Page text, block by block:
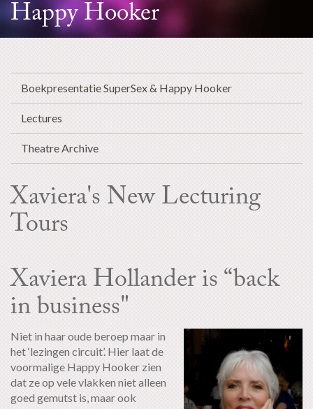
Happy Hooker
Boekpresentatie SuperSex & Happy Hooker
Lectures
Theatre Archive
Xaviera's New Lecturing
Tours
Xaviera Hollander is “back
in business"
Niet in haar oude beroep maar in
het ‘lezingen circuit’. Hier laat de
voormalige Happy Hooker zien
dat ze op vele vlakken niet alleen
goed gemutst is, maar ook